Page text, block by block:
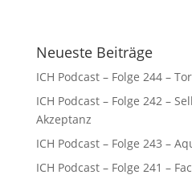
Neueste Beiträge
ICH Podcast – Folge 244 –
ICH Podcast – Folge 242 –
Akzeptanz
ICH Podcast – Folge 243 –
ICH Podcast – Folge 241 –